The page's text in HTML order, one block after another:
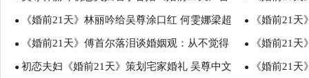
期上线 遭刘泳希爸爸
● 《婚前21天》林丽吟给吴尊涂口红 何雯娜梁超
家庭氛围超有爱
● 《婚前21
共同成长
● 《婚前21天》傅首尔落泪谈婚姻观：从不觉得
女人要依附男人活着
● 《婚前21
爸主动道歉惹
● 初恋夫妇《婚前21天》策划宅家婚礼 吴尊中文 ● 《婚前21